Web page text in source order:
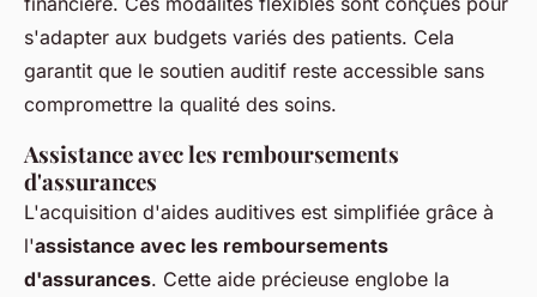
s'adapter aux budgets variés des patients. Cela
garantit que le soutien auditif reste accessible sans
compromettre la qualité des soins.
Assistance avec les remboursements
d'assurances
L'acquisition d'aides auditives est simplifiée grâce à
l'assistance avec les remboursements
d'assurances. Cette aide précieuse englobe la